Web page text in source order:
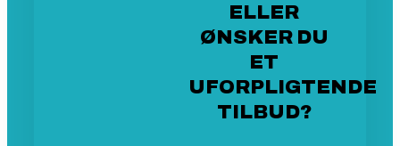
ELLER
ØNSKER DU
ET
UFORPLIGTENDE
TILBUD?